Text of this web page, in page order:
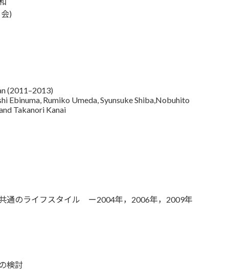
)
(2011–2013)
Ebinuma, Rumiko Umeda, Syunsuke Shiba,Nobuhito
Takanori Kanai
通のライフスタイル ー2004年，2006年，2009年
検討